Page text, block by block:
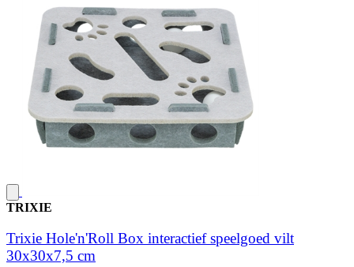
TRIXIE
Trixie Hole'n'Roll Box interactief speelgoed vilt
30x30x7,5 cm